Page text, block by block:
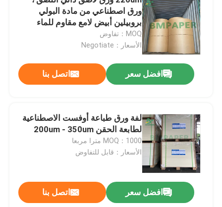
ورق اصطناعي من مادة البولي
بروبيلين أبيض لامع مقاوم للماء
MOQ：تفاوض
الأسعار：Negotiate
افضل سعر اتصل بنا
لفة ورق طباعة أوفست الاصطناعية
لطابعة الحقن 200um - 350um
MOQ：1000 مترا مربعا
الأسعار：قابل للتفاوض
افضل سعر اتصل بنا